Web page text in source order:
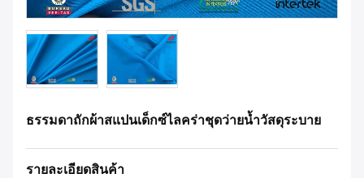
ธรรมดาถักผ้าสแปนเด็กซ์ไลคร่าชุดว่ายน้ำวัสดุระบาย
รายละเอียดสินค้า